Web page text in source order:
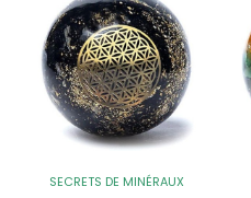
SECRETS DE MINÉRAUX